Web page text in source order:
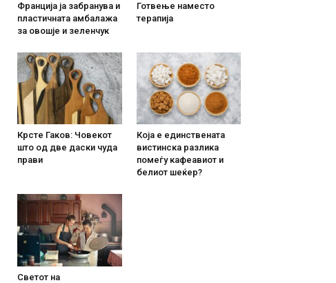
Франција ја забранува и
пластичната амбалажа
за овошје и зеленчук
Готвење наместо
терапија
Крсте Гаков: Човекот
што од две даски чуда
прави
Која е единствената
вистинска разлика
помеѓу кафеавиот и
белиот шеќер?
Светот на